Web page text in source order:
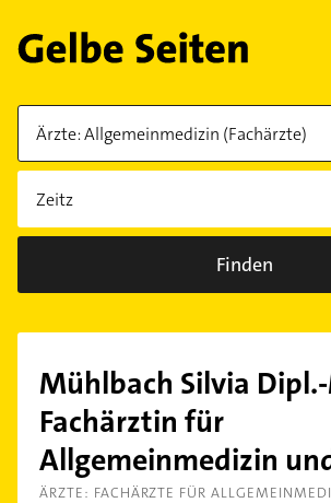
Finden
Mühlbach Silvia
Fachärztin für
Allgemeinmedizin
ÄRZTE: FACHÄRZTE FÜR